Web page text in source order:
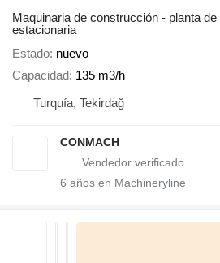
Maquinaria de construcción - planta
estacionaria
Estado nuevo
Capacidad 135 m3/h
Turquía, Tekirdağ
CONMACH
6 años en Machineryline